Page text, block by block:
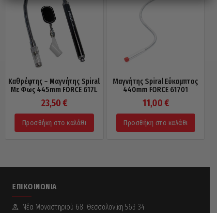
Καθρέφτης – Μαγνήτης Spiral
Με Φως 445mm FORCE 617L
23,50 €
Προσθήκη στο καλάθι
Μαγνήτης Spiral Εύκαμπτος
440mm FORCE 61701
11,00 €
Προσθήκη στο καλάθι
ΕΠΙΚΟΙΝΩΝΊΑ
Νέα Mοναστηριού 68, Θεσσαλονίκη 563 34